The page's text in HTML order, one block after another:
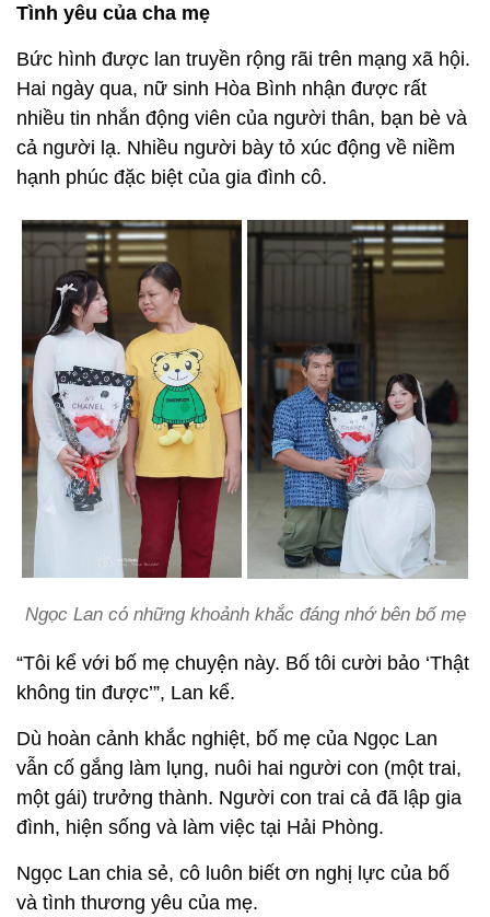
Tình yêu của cha mẹ
Bức hình được lan truyền rộng rãi trên mạng xã hội.
Hai ngày qua, nữ sinh Hòa Bình nhận được rất
nhiều tin nhắn động viên của người thân, bạn bè và
cả người lạ. Nhiều người bày tỏ xúc động về niềm
hạnh phúc đặc biệt của gia đình cô.
Ngọc Lan có những khoảnh khắc đáng nhớ bên bố mẹ
“Tôi kể với bố mẹ chuyện này. Bố tôi cười bảo ‘Thật
không tin được’”, Lan kể.
Dù hoàn cảnh khắc nghiệt, bố mẹ của Ngọc Lan
vẫn cố gắng làm lụng, nuôi hai người con (một trai,
một gái) trưởng thành. Người con trai cả đã lập gia
đình, hiện sống và làm việc tại Hải Phòng.
Ngọc Lan chia sẻ, cô luôn biết ơn nghị lực của bố
và tình thương yêu của mẹ.